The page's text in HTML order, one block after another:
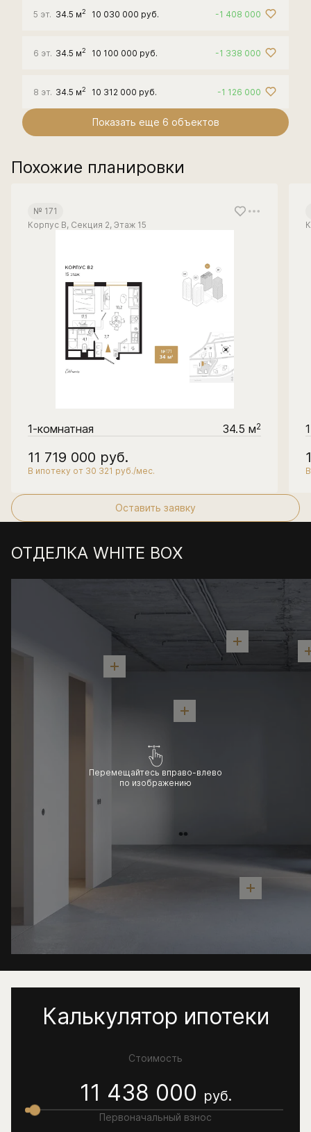
5 эт. 34.5 м2 10 030 000 руб. -1 408 000
6 эт. 34.5 м2 10 100 000 руб. -1 338 000
8 эт. 34.5 м2 10 312 000 руб. -1 126 000
Показать еще 6 объектов
Похожие планировки
№ 171
Корпус В, Секция 2, Этаж 15
1-комнатная 34.5 м2
11 719 000 руб.
В ипотеку от 30 321 руб./мес.
Оставить заявку
ОТДЕЛКА WHITE BOX
Перемещайтесь вправо-влево
по изображению
Калькулятор ипотеки
Стоимость
11 438 000 руб.
Первоначальный взнос